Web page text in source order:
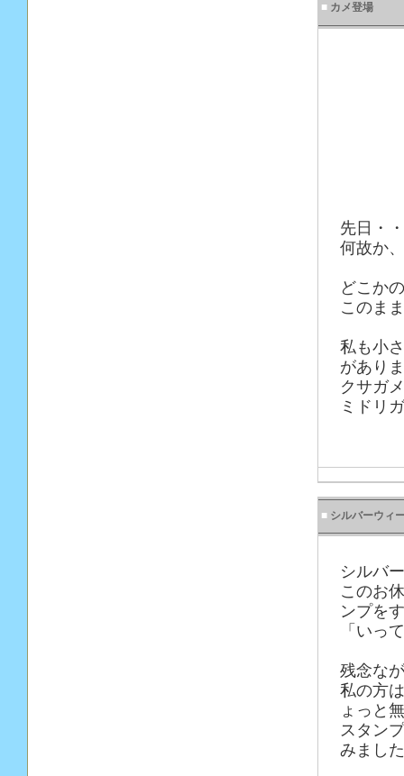
■ カメ登場
先日・
何故か
どこか
このま
私も小
があり
クサガ
ミドリ
■ シルバーウィ
シルバ
このお
ンプを
「いっ
残念な
私の方
ょっと
スタン
みまし